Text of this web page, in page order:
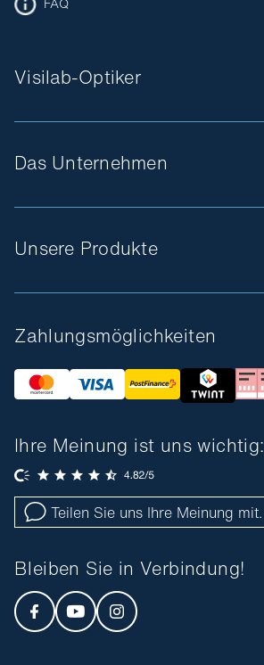
Das Unternehmen
Unsere Produkte
Visilab-Optiker
Zahlungsmöglichkeiten
Ihre Meinung ist uns wichtig:
Teilen Sie uns Ihre Meinung mit.
Bleiben Sie in Verbindung!